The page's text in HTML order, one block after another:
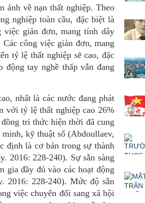
ảnh về nạn thất nghiệp. Theo
nghiệp toàn cầu, đặc biệt là
việc giản đơn, mang tính dây
công việc giản đơn, mang
tỷ lệ thất nghiệp sẽ cao, đặc
tay nghề thấp vẫn đang
nhất là các nước đang phát
với tỷ lệ thất nghiệp cao 26%
tri thức hiện thời đã cung
kỹ thuật số (Abdoullaev,
định là cơ bản trong sự thành
2016: 228-240). Sự sẵn sàng
gia đầy đủ vào các hoạt động
2016: 228-240). Mức độ sẵn
việc chuyển đổi sang xã hội